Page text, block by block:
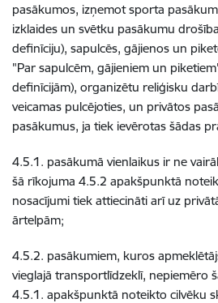
pasākumos, izņemot sporta
izklaides un svētku pasākumu
definīciju), sapulcēs, gājienos un
"Par sapulcēm, gājieniem un
definīcijām), organizētu reliģisku
veicamas pulcējoties, un privātos
pasākumus, ja tiek ievērotas šādas
4.5.1. pasākumā vienlaikus ir ne
šā rīkojuma 4.5.2 apakšpunktā
nosacījumi tiek attiecināti arī uz
ārtelpām;
4.5.2. pasākumiem, kuros
vieglajā transportlīdzeklī, nepiemēro
4.5.1. apakšpunktā noteikto cilvēku